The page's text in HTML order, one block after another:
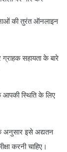
की तुरंत ऑनलाइन
सहायता के बारे
आपकी स्थिति के लिए
इसे अद्यतन
करनी चाहिए।